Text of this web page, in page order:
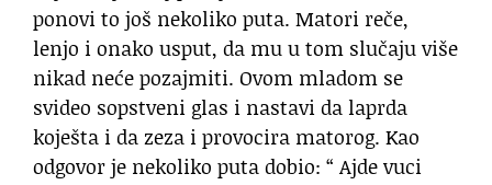
ponovi to još nekoliko puta. Matori reče,
lenjo i onako usput, da mu u tom slučaju više
nikad neće pozajmiti. Ovom mladom se
svideo sopstveni glas i nastavi da laprda
koješta i da zeza i provocira matorog. Kao
odgovor je nekoliko puta dobio: “ Ajde vuci